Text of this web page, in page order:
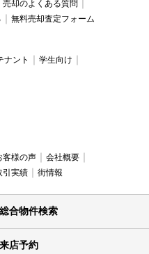
売却のよくある質問
無料売却査定フォーム
ナント
学生向け
客様の声
会社概要
引実績 街情報
総合物件検索
来店予約